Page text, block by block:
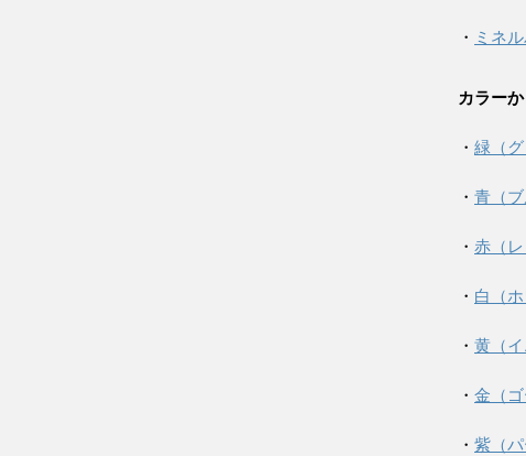
・ ミネ
カラー
・ 緑（グ
・ 青（ブ
・ 赤（レ
・ 白（ホ
・ 黄（イ
・ 金（ゴ
・ 紫（パ